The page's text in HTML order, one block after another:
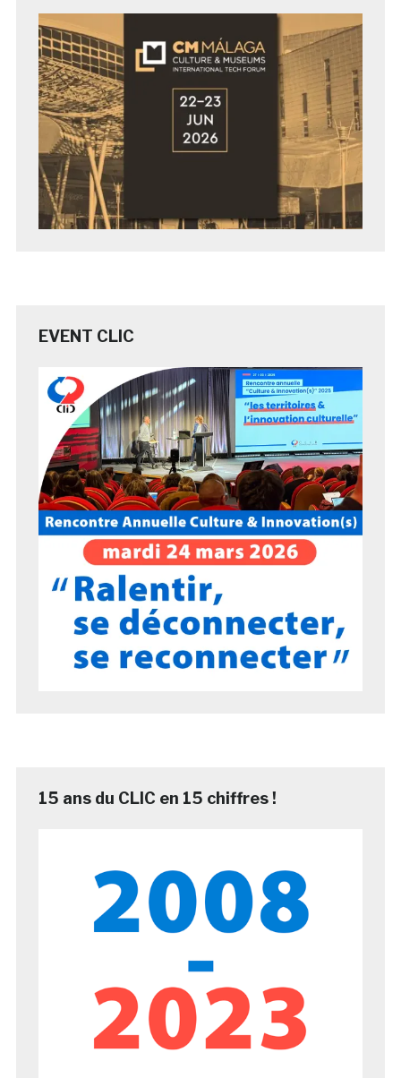
EVENT CLIC
15 ans du CLIC en 15 chiffres !